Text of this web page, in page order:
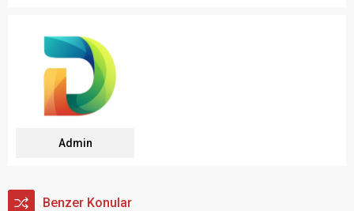
Admin
Benzer Konular